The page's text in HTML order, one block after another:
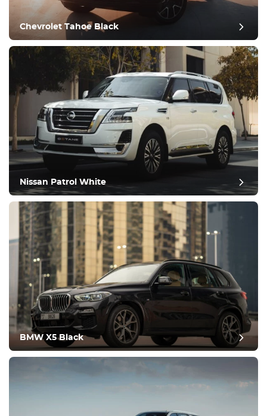
Contrôle du climat
Condition
bilan de fin d'année
Chevrolet Tahoe Black
Nissan Patrol White
BMW X5 Black